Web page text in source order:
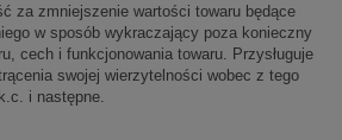
za zmniejszenie wartości towaru będące
w sposób wykraczający poza konieczny
cech i funkcjonowania towaru. Przysługuje
swojej wierzytelności wobec z tego
i następne.